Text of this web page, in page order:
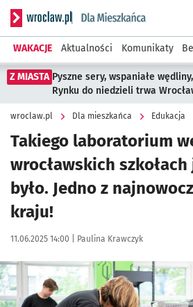
Serwis informacyjny wroclaw.pl
WAKACJE Aktualności Komunikaty
Z MIASTA Pyszne sery, wspaniałe
Rynku do niedzieli trwa
wroclaw.pl Dla mieszkańca Edukacja
Takiego laboratorium
wrocławskich
było. Jedno z
kraju!
Data publikacji:
11.06.2025 14:00 | Autor:
Paulina Krawczyk
Kliknij, aby zobaczyć galerię